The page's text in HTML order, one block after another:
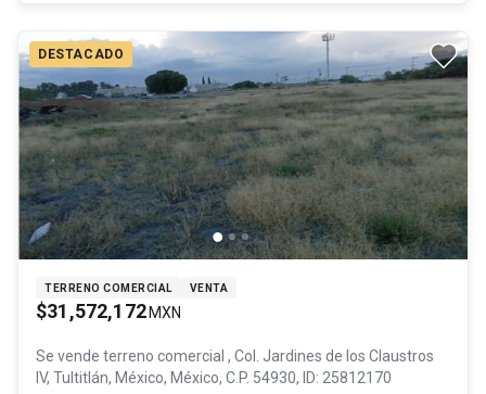
DESTACADO
TERRENO COMERCIAL VENTA
$31,572,172 MXN
Se vende terreno comercial , Col. Jardines de los Claustros
IV, Tultitlán, México, México, C.P. 54930, ID: 25812170